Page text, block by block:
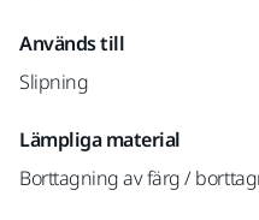
Används till
Slipning
Lämpliga material
Borttagning av färg /